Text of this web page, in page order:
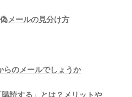
メールの見分け方
のメールでしょうか
読する」とは？メリットや